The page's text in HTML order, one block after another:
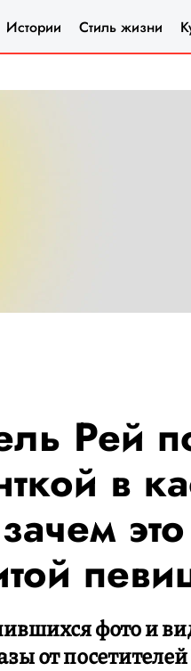
Истории Стиль жизни
Рей
в
фото и
от